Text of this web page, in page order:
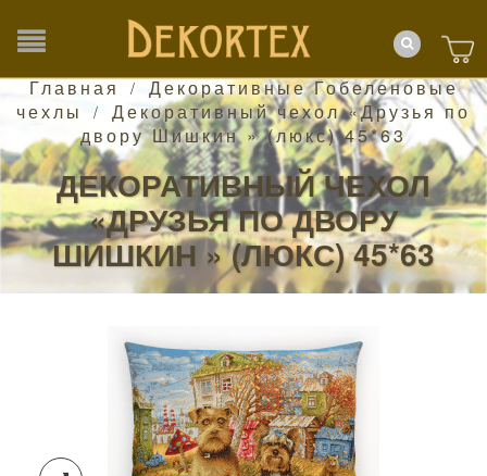
Главная /
Декоративные Гобеленовые
чехлы
/
Декоративный чехол «Друзья по
двору Шишкин » (люкс) 45*63
ДЕКОРАТИВНЫЙ ЧЕХОЛ
«ДРУЗЬЯ ПО ДВОРУ
ШИШКИН » (ЛЮКС) 45*63